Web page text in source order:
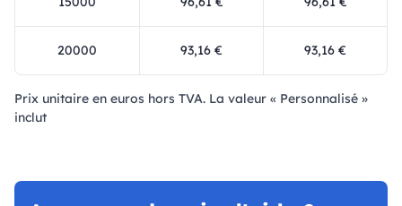
20000 93,16 € 93,16 €
Prix ​​unitaire en euros hors TVA. La valeur « Personnalisé »
inclut